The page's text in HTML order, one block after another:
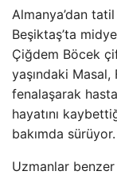
Almanya’dan
Beşiktaş’ta
Çiğdem Böcek
yaşındaki Masal,
fenalaşarak
hayatını
bakımda sürüyor.
Uzmanlar benzer